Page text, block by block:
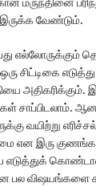
வேண்டும்.
எல்லோருக்கும்
ஒரு சிட்டிகை
அதிகரிக்கும்.
சாப்பிடலாம்.
வயிற்று எரிச்சல்
என இரு
எடுத்துக்
பல விஷயங்களை